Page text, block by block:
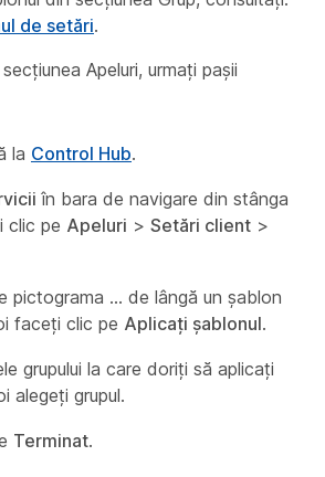
de setări.
Apeluri, urmați pașii
la Control Hub.
în bara de navigare din stânga
clic pe Apeluri > Setări client >
pictograma … de lângă un șablon
faceți clic pe Aplicați șablonul.
grupului la care doriți să aplicați
alegeți grupul.
Terminat.